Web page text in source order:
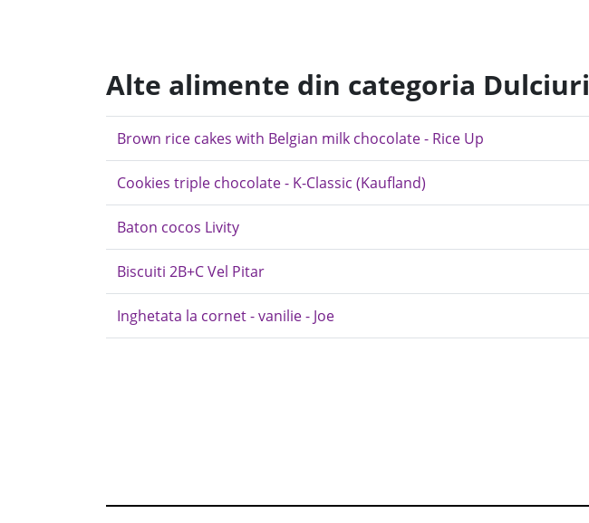
Alte alimente din categoria Dulciuri
Brown rice cakes with Belgian milk chocolate - Rice Up
Cookies triple chocolate - K-Classic (Kaufland)
Baton cocos Livity
Biscuiti 2B+C Vel Pitar
Inghetata la cornet - vanilie - Joe